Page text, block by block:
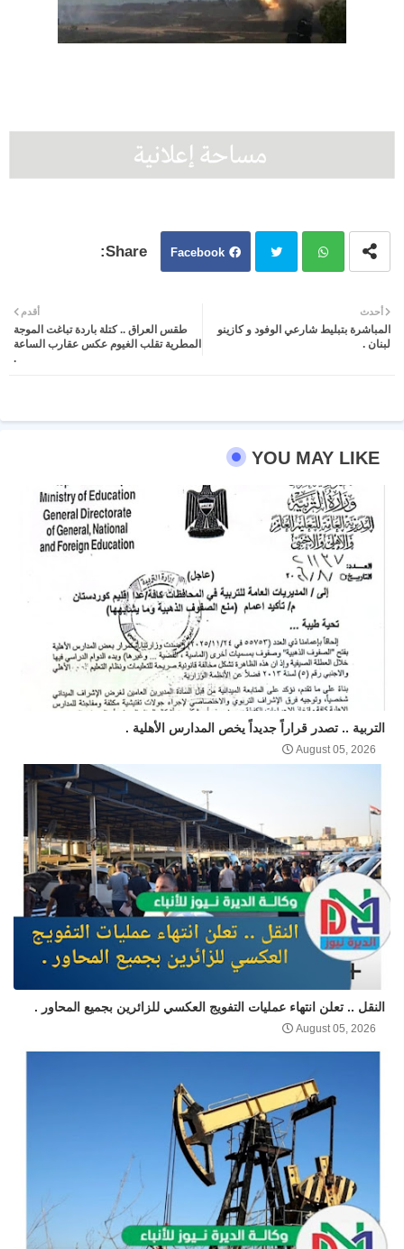
Facebook
ter atsa
أحدث
المباشرة بتبليط شارعي الوفود و كازينو
لبنان .
أقدم
طقس العراق .. كتلة باردة تباغت الموجة
المطرية تقلب الغيوم عكس عقارب الساعة
.
YOU MAY LIKE
التربية .. تصدر قراراً جديداً يخص المدارس الأهلية .
August 05, 2026
النقل .. تعلن انتهاء عمليات التفويج العكسي للزائرين بجميع المحاور .
August 05, 2026